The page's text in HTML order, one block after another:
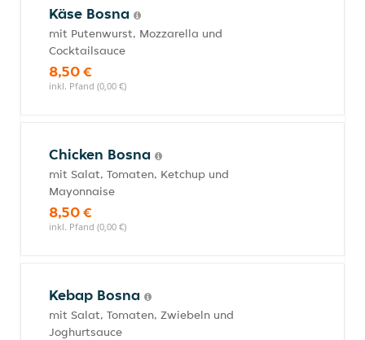
Käse Bosna
mit Putenwurst, Mozzarella und
Cocktailsauce
8,50 €
inkl. Pfand (0,00 €)
Chicken Bosna
mit Salat, Tomaten, Ketchup und
Mayonnaise
8,50 €
inkl. Pfand (0,00 €)
Kebap Bosna
mit Salat, Tomaten, Zwiebeln und
Joghurtsauce